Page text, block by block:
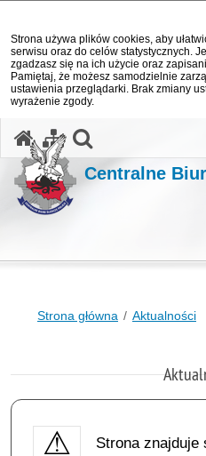
Strona używa plików cookies, aby
serwisu oraz do celów statystycznych.
zgadzasz się na ich użycie oraz
Pamiętaj, że możesz samodzielnie
ustawienia przeglądarki. Brak zmiany
wyrażenie zgody.
Centralne
Strona główna Aktualności
Strona znajduje